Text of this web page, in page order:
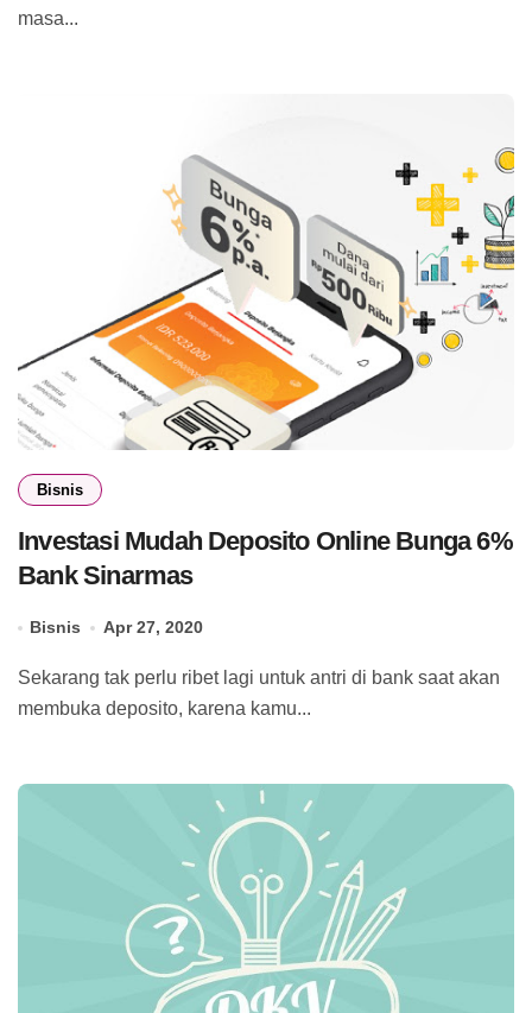
masa...
Bisnis
Investasi Mudah Deposito Online Bunga 6%
Bank Sinarmas
Bisnis Apr 27, 2020
Sekarang tak perlu ribet lagi untuk antri di bank saat akan
membuka deposito, karena kamu...